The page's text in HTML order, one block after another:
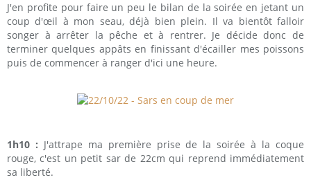
J'en profite pour faire un peu le bilan de la soirée en jetant un
coup d'œil à mon seau, déjà bien plein. Il va bientôt falloir
songer à arrêter la pêche et à rentrer. Je décide donc de
terminer quelques appâts en finissant d'écailler mes poissons
puis de commencer à ranger d'ici une heure.
1h10 : J'attrape ma première prise de la soirée à la coque
rouge, c'est un petit sar de 22cm qui reprend immédiatement
sa liberté.